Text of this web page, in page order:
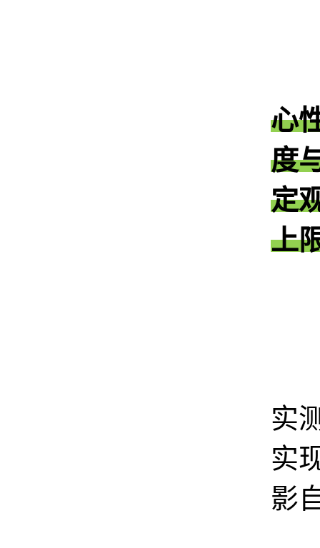
心
度
定
上
实
实
影